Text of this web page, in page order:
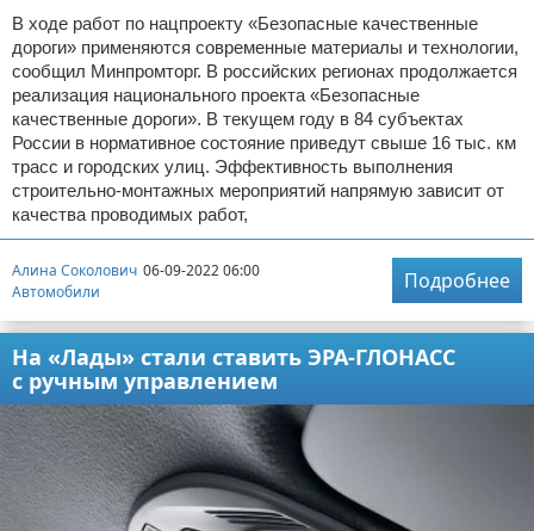
В ходе работ по нацпроекту «Безопасные качественные
дороги» применяются современные материалы и технологии,
сообщил Минпромторг. В российских регионах продолжается
реализация национального проекта «Безопасные
качественные дороги». В текущем году в 84 субъектах
России в нормативное состояние приведут свыше 16 тыс. км
трасс и городских улиц. Эффективность выполнения
строительно-монтажных мероприятий напрямую зависит от
качества проводимых работ,
Алина Соколович 06-09-2022 06:00
Автомобили
Подробнее
На «Лады» стали ставить ЭРА-ГЛОНАСС
с ручным управлением